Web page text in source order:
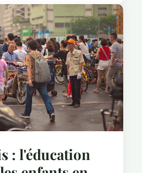
: l'éducation